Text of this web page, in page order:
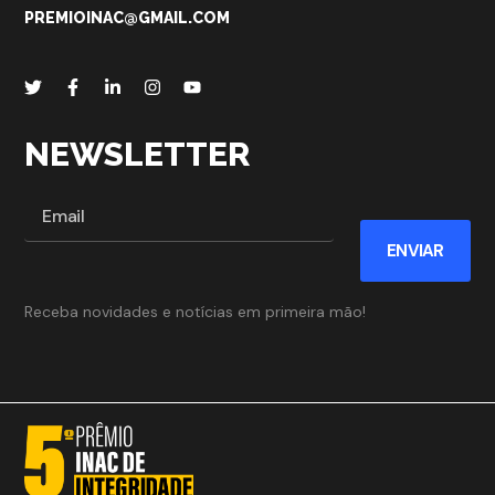
PREMIOINAC@GMAIL.COM
NEWSLETTER
ENVIAR
Receba novidades e notícias em primeira mão!